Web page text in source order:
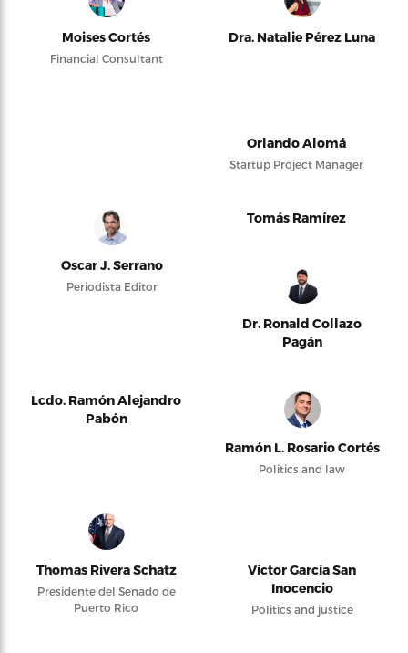
Moises Cortés
Financial Consultant
Dra. Natalie Pérez Luna
Orlando Alomá
Startup Project Manager
Oscar J. Serrano
Periodista Editor
Tomás Ramírez
Dr. Ronald Collazo
Pagán
Lcdo. Ramón Alejandro
Pabón
Ramón L. Rosario Cortés
Politics and law
Thomas Rivera Schatz
Presidente del Senado de
Puerto Rico
Víctor García San
Inocencio
Politics and justice